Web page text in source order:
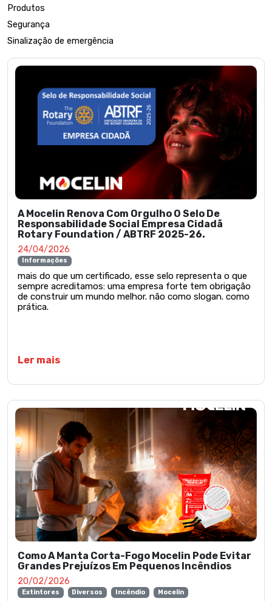
Produtos
Segurança
Sinalização de emergência
A Mocelin Renova Com Orgulho O Selo De
Responsabilidade Social Empresa Cidadã
Rotary Foundation / ABTRF 2025-26.
24/04/2026
Informações
mais do que um certificado, esse selo representa o que
sempre acreditamos: uma empresa forte tem obrigação
de construir um mundo melhor. não como slogan. como
prática.
Ler mais
Como A Manta Corta-Fogo Mocelin Pode Evitar
Grandes Prejuízos Em Pequenos Incêndios
20/02/2026
Extintores Diversos Incêndio Mocelin